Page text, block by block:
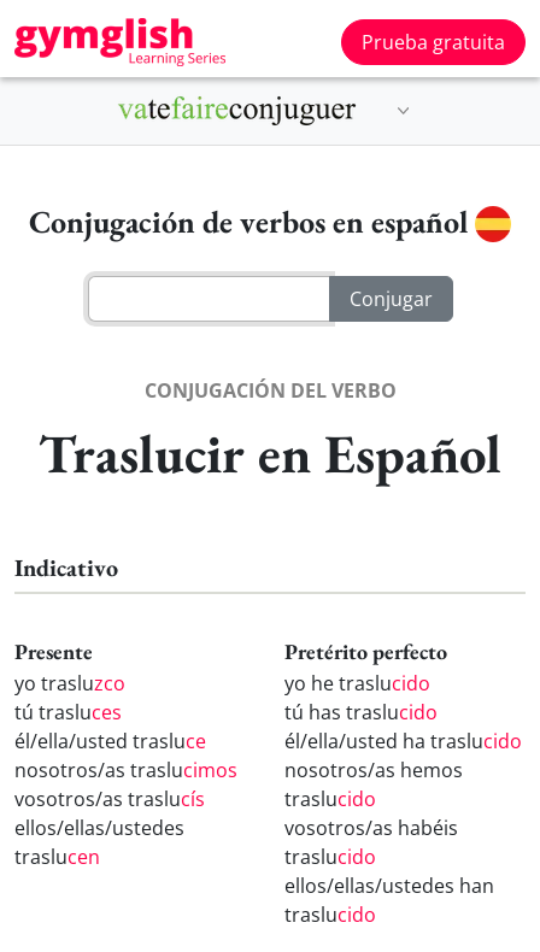
Prueba gratuita
Conjugación de verbos en español
CONJUGACIÓN DEL VERBO
Traslucir en Español
Indicativo
Presente
yo trasluzco
tú trasluces
él/ella/usted trasluce
nosotros/as traslucimos
vosotros/as traslucís
ellos/ellas/ustedes
traslucen
Pretérito perfecto
yo he traslucido
tú has traslucido
él/ella/usted ha traslucido
nosotros/as hemos
traslucido
vosotros/as habéis
traslucido
ellos/ellas/ustedes han
traslucido